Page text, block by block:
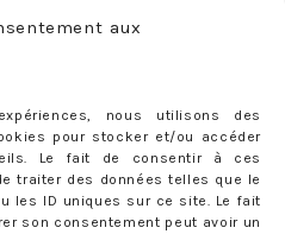
aux
nous utilisons des
pour stocker et/ou accéder
Le fait de consentir à ces
traiter des données telles que le
les ID uniques sur ce site. Le fait
son consentement peut avoir un